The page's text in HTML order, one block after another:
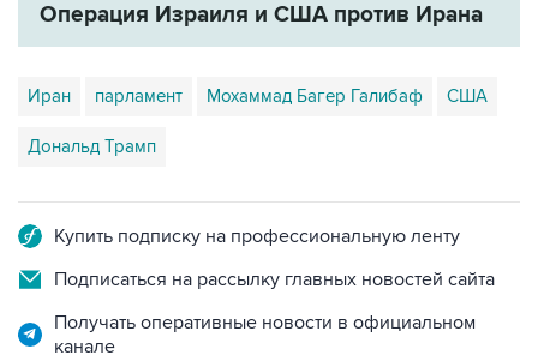
Операция Израиля и США против Ирана
Иран парламент Мохаммад Багер Галибаф США
Дональд Трамп
Купить подписку на профессиональную ленту
Подписаться на рассылку главных новостей сайта
Получать оперативные новости в официальном
канале